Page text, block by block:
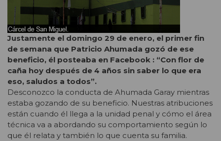
Justamente el domingo 29 de enero, el primer fin
de semana que Patricio Ahumada gozó de ese
beneficio, él posteaba en Facebook : “Con flor de
caña hoy después de 4 años sin saber lo que era
eso, saludos a todos”.
Desconozco la conducta de Ahumada Garay mientras
estaba gozando de su beneficio. Nuestras atribuciones
están cuando él llega a la unidad penal y cómo el área
técnica va a abordando su comportamiento según lo
que él relata y también lo que cuenta su familia.